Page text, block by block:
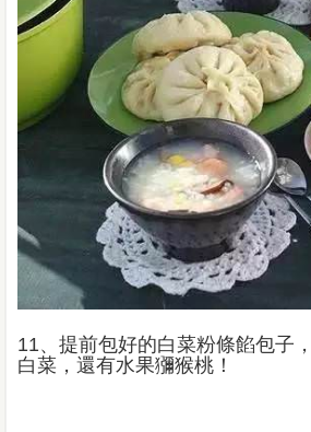
11、提前包好的白菜粉條餡包子
白菜，還有水果獼猴桃！